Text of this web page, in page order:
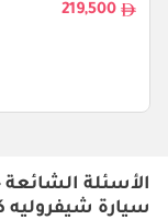
219,500
الأسئلة
سيارة شيفروليه